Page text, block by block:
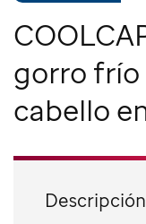
Alcance Global
Cómo involucrarse
Cómo donar
gorro frío
cabello